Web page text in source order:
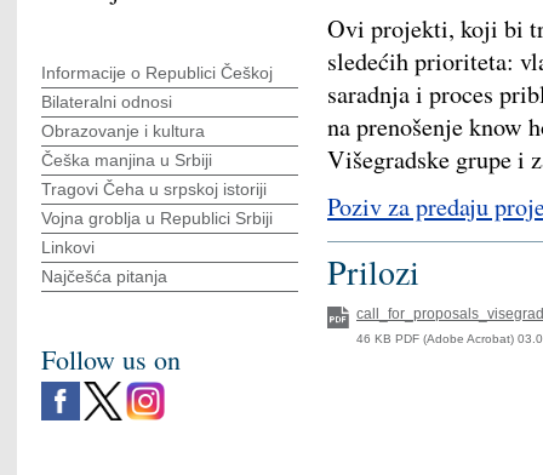
Ovi projekti, koji bi
sledećih prioriteta:
saradnja i proces
na prenošenje know
Višegradske grupe i
Poziv za predaju
Prilozi
46 KB PDF (Adobe Acrobat)
Informacije o Republici Češkoj
Bilateralni odnosi
Obrazovanje i kultura
Češka manjina u Srbiji
Tragovi Čeha u srpskoj istoriji
Vojna groblja u Republici Srbiji
Linkovi
Najčešća pitanja
Follow us on